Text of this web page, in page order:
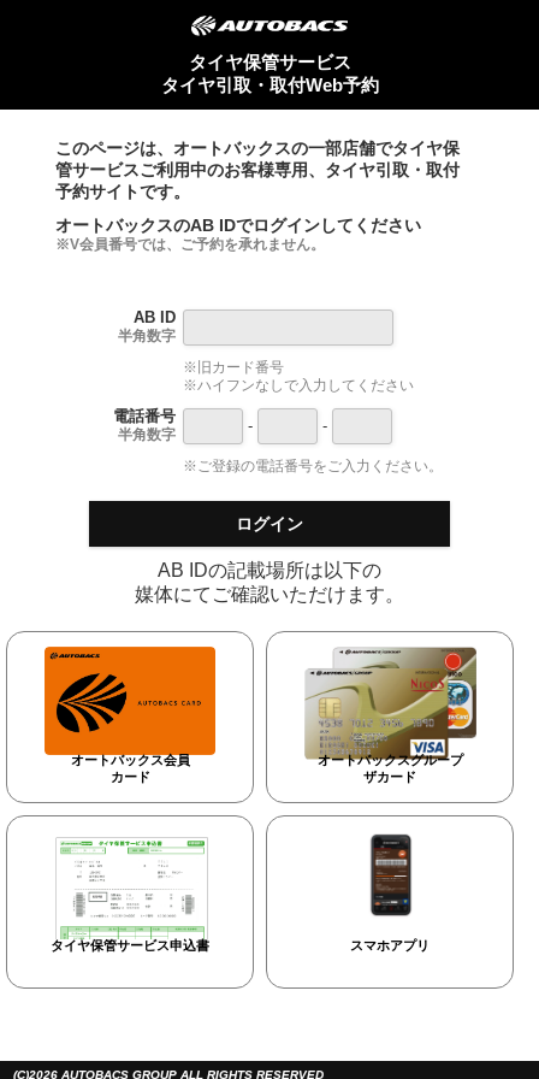
タイヤ保管サービス
タイヤ引取・取付Web予約
このページは、オートバックスの一部店舗でタイヤ保
管サービスご利用中のお客様専用、タイヤ引取・取付
予約サイトです。
オートバックスのAB IDでログインしてください
※V会員番号では、ご予約を承れません。
AB ID
半角数字
※旧カード番号
※ハイフンなしで入力してください
電話番号
半角数字 - -
※ご登録の電話番号をご入力ください。
ログイン
AB IDの記載場所は以下の
媒体にてご確認いただけます。
オートバックス会員
カード
オートバックスグループ
ザカード
タイヤ保管サービス申込書 スマホアプリ
(C)2026 AUTOBACS GROUP ALL RIGHTS RESERVED